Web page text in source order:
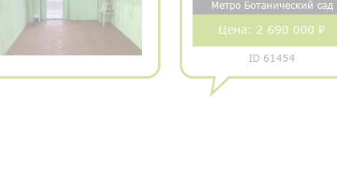
Метро Ботанический сад
Цена: 2 690 000 ₽
ID 61454